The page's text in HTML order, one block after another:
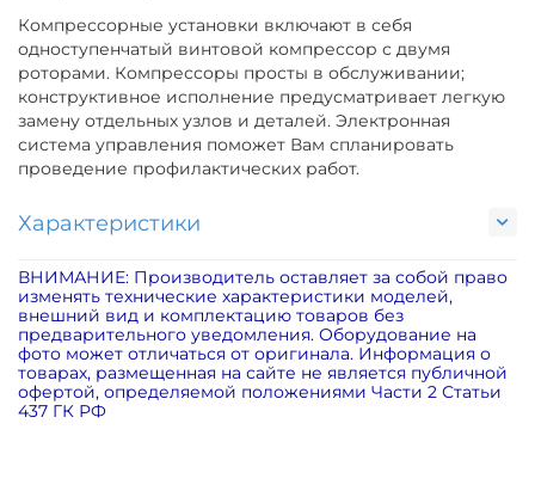
Компрессорные установки включают в себя
одноступенчатый винтовой компрессор с двумя
роторами. Компрессоры просты в обслуживании;
конструктивное исполнение предусматривает легкую
замену отдельных узлов и деталей. Электронная
система управления поможет Вам спланировать
проведение профилактических работ.
Характеристики
ВНИМАНИЕ: Производитель оставляет за собой право
изменять технические характеристики моделей,
внешний вид и комплектацию товаров без
предварительного уведомления. Оборудование на
фото может отличаться от оригинала. Информация о
товарах, размещенная на сайте не является публичной
офертой, определяемой положениями Части 2 Статьи
437 ГК РФ